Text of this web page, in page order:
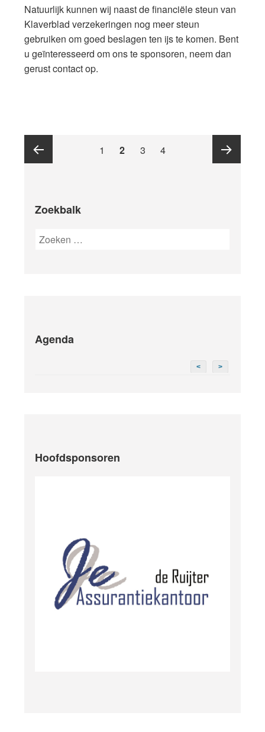
Natuurlijk kunnen wij naast de financiële steun van
Klaverblad verzekeringen nog meer steun
gebruiken om goed beslagen ten ijs te komen. Bent
u geïnteresseerd om ons te sponsoren, neem dan
gerust contact op.
paginering
page
Page
1 PAGE
2 Page
3 Page
4
Zoekbalk
Zoeken
Agenda
< >
Hoofdsponsoren